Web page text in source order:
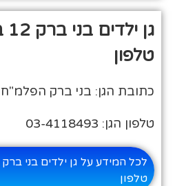
גן
טלפון
כתובת הגן: בני ברק הפלמ"ח 23
טלפון הגן: 03-4118493
טלפון